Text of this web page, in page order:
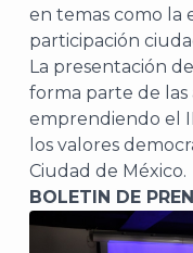
en temas como la
participación
La presentación
forma parte de
emprendiendo el
los valores
Ciudad de México.
BOLETIN DE